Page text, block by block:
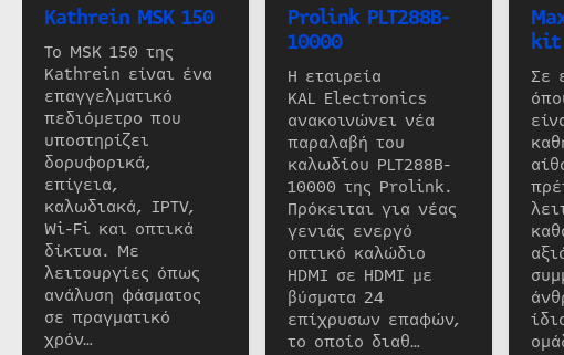
Kathrein MSK 150
Το MSK 150 της
Kathrein είναι ένα
επαγγελματικό
πεδιόμετρο που
υποστηρίζει
δορυφορικά,
επίγεια,
καλωδιακά, IPTV,
Wi-Fi και οπτικά
δίκτυα. Με
λειτουργίες όπως
ανάλυση φάσματος
σε πραγματικό
χρόν…
Prolink PLT288B-
10000
Η εταιρεία
KAL Electronics
ανακοινώνει νέα
παραλαβή του
καλωδίου PLT288B-
10000 της Prolink.
Πρόκειται για νέας
γενιάς ενεργό
οπτικό καλώδιο
HDMI σε HDMI με
βύσματα 24
επίχρυσων επαφών,
το οποίο διαθ…
kit
Σε